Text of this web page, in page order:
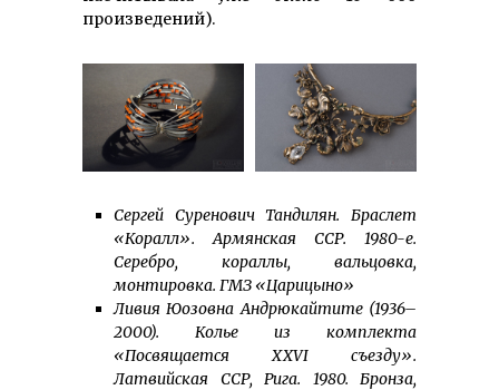
произведений).
Сергей Суренович Тандилян. Браслет
«Коралл». Армянская ССР. 1980-е.
Серебро, кораллы, вальцовка,
монтировка. ГМЗ «Царицыно»
Ливия Юозовна Андрюкайтите (1936–
2000). Колье из комплекта
«Посвящается XXVI съезду».
Латвийская ССР, Рига. 1980. Бронза,